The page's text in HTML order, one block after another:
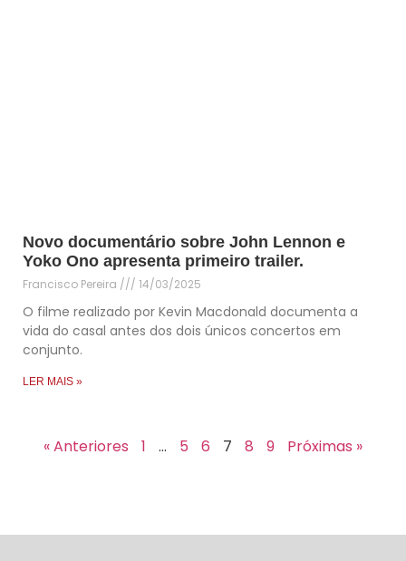
Novo documentário sobre John Lennon e
Yoko Ono apresenta primeiro trailer.
Francisco Pereira 14/03/2025
O filme realizado por Kevin Macdonald documenta a
vida do casal antes dos dois únicos concertos em
conjunto.
LER MAIS »
« Anteriores 1 … 5 6 7 8 9 Próximas »